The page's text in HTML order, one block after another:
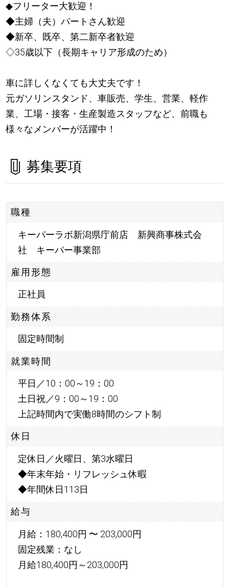
◆フリーター大歓迎！
◆主婦（夫）パートさん歓迎
◆新卒、既卒、第二新卒者歓迎
◇35歳以下（長期キャリア形成のため）
車に詳しくなくても大丈夫です！
元ガソリンスタンド、車販売、学生、営業、軽作
業、工場・接客・生産製造スタッフなど、前職も
様々なメンバーが活躍中！
募集要項
職種
キーパーラボ新潟県庁前店 新興商事株式会
社 キーパー事業部
雇用形態
正社員
勤務体系
固定時間制
就業時間
平日／10：00～19：00
土日祝／9：00～19：00
上記時間内で実働8時間のシフト制
休日
定休日／火曜日、第3水曜日
◆年末年始・リフレッシュ休暇
◆年間休日113日
給与
月給：180,400円 〜 203,000円
固定残業：なし
月給180,400円～203,000円